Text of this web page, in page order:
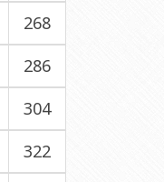
268
286
304
322